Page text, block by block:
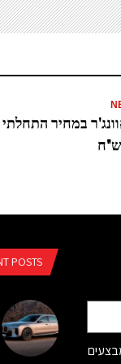
במחיר
POSTS